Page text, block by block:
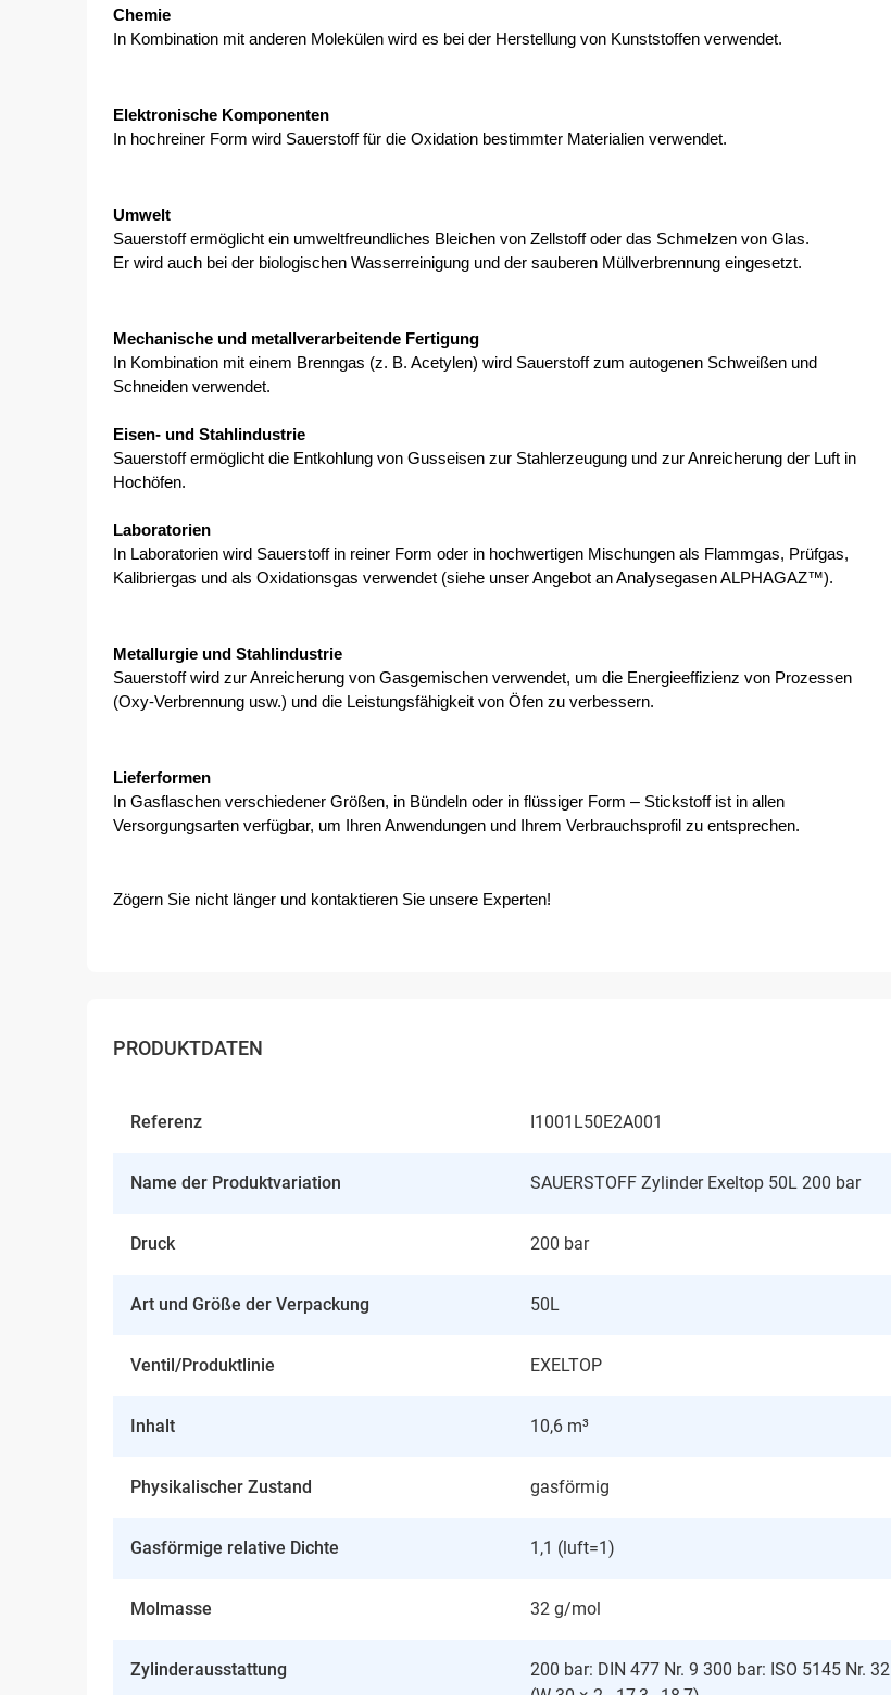
Chemie
In Kombination mit anderen Molekülen wird es bei der Herstellung von Kunststoffen verwendet.
Elektronische Komponenten
In hochreiner Form wird Sauerstoff für die Oxidation bestimmter Materialien verwendet.
Umwelt
Sauerstoff ermöglicht ein umweltfreundliches Bleichen von Zellstoff oder das Schmelzen von Glas.
Er wird auch bei der biologischen Wasserreinigung und der sauberen Müllverbrennung eingesetzt.
Mechanische und metallverarbeitende Fertigung
In Kombination mit einem Brenngas (z. B. Acetylen) wird Sauerstoff zum autogenen Schweißen und
Schneiden verwendet.
Eisen- und Stahlindustrie
Sauerstoff ermöglicht die Entkohlung von Gusseisen zur Stahlerzeugung und zur Anreicherung der Luft in
Hochöfen.
Laboratorien
In Laboratorien wird Sauerstoff in reiner Form oder in hochwertigen Mischungen als Flammgas, Prüfgas,
Kalibriergas und als Oxidationsgas verwendet (siehe unser Angebot an Analysegasen ALPHAGAZ™).
Metallurgie und Stahlindustrie
Sauerstoff wird zur Anreicherung von Gasgemischen verwendet, um die Energieeffizienz von Prozessen
(Oxy-Verbrennung usw.) und die Leistungsfähigkeit von Öfen zu verbessern.
Lieferformen
In Gasflaschen verschiedener Größen, in Bündeln oder in flüssiger Form – Stickstoff ist in allen
Versorgungsarten verfügbar, um Ihren Anwendungen und Ihrem Verbrauchsprofil zu entsprechen.
Zögern Sie nicht länger und kontaktieren Sie unsere Experten!
PRODUKTDATEN
Referenz I1001L50E2A001
Name der Produktvariation SAUERSTOFF Zylinder Exeltop 50L 200 bar
Druck 200 bar
Art und Größe der Verpackung 50L
Ventil/Produktlinie EXELTOP
Inhalt 10,6 m³
Physikalischer Zustand gasförmig
Gasförmige relative Dichte 1,1 (luft=1)
Molmasse 32 g/mol
Zylinderausstattung
200 bar: DIN 477 Nr. 9 300 bar: ISO 5145 Nr. 32